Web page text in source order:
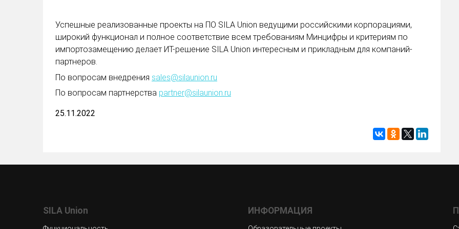
Успешные реализованные проекты на ПО SILA Union ведущими российскими корпорациями,
широкий функционал и полное соответствие всем требованиям Минцифры и критериям по
импортозамещению делает ИТ-решение SILA Union интересным и прикладным для компаний-
партнеров.
По вопросам внедрения sales@silaunion.ru
По вопросам партнерства partner@silaunion.ru
25.11.2022
SILA Union ИНФОРМАЦИЯ